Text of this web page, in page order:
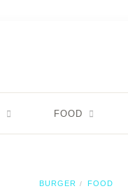
FOOD
BURGER / FOOD